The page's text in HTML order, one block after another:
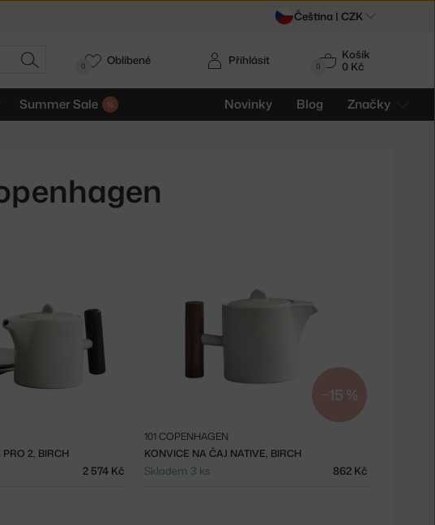
HLEDAT 0
Košík
0 Kč
Summer Sale Novinky Blog Značky
Přihlásit
0 Oblíbené
2, BIRCH
2 574 Kč
−15 %
KONVICE NA ČAJ NATIVE, BIRCH
101 COPENHAGEN
Skladem 3 ks 862 Kč
Čeština | CZK